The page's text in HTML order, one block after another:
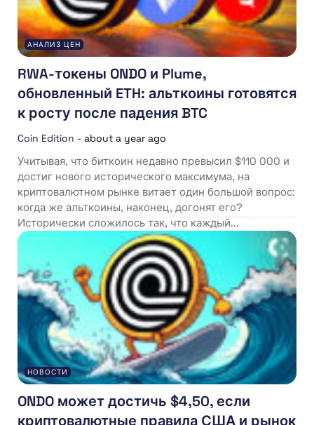
АНАЛИЗ ЦЕН
RWA-токены ONDO и Plume,
обновленный ETH: альткоины готовятся
к росту после падения BTC
Coin Edition - about a year ago
Учитывая, что биткоин недавно превысил $110 000 и
достиг нового исторического максимума, на
криптовалютном рынке витает один большой вопрос:
когда же альткоины, наконец, догонят его?
Исторически сложилось так, что каждый...
НОВОСТИ
ONDO может достичь $4,50, если
криптовалютные правила США и рынок